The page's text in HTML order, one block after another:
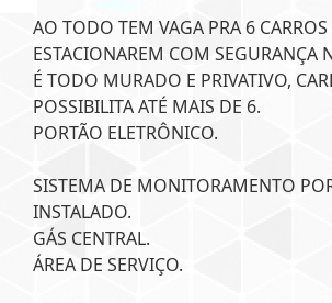
AO TODO TEM VAGA PRA 6 CARROS
ESTACIONAREM COM SEGURANÇA
É TODO MURADO E PRIVATIVO,
POSSIBILITA ATÉ MAIS DE 6.
PORTÃO ELETRÔNICO.
SISTEMA DE MONITORAMENTO
INSTALADO.
GÁS CENTRAL.
ÁREA DE SERVIÇO.